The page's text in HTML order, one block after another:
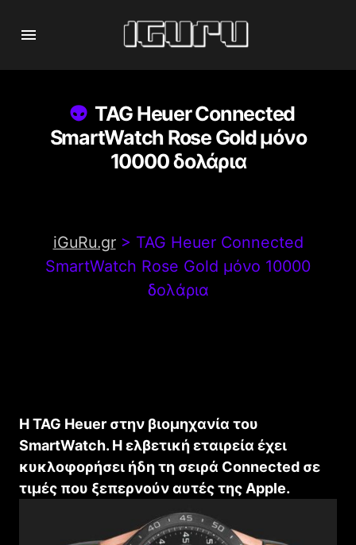
TAG Heuer Connected
SmartWatch Rose Gold μόνο
10000 δολάρια
iGuRu.gr> TAG Heuer Connected
SmartWatch Rose Gold μόνο 10000
δολάρια
Η TAG Heuer στην βιομηχανία του
SmartWatch. Η ελβετική εταιρεία έχει
κυκλοφορήσει ήδη τη σειρά Connected σε
τιμές που ξεπερνούν αυτές της Apple.